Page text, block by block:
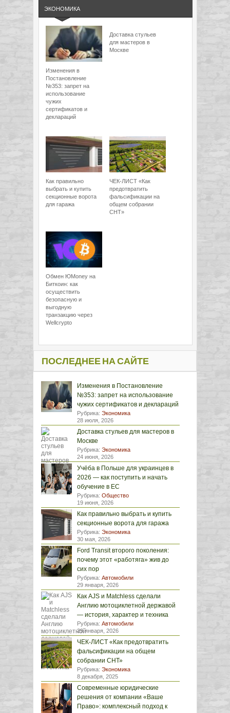
ЭКОНОМИКА
Изменения в
Постановление
№353: запрет на
использование
чужих
сертификатов и
деклараций
Доставка стульев
для мастеров в
Москве
Как правильно
выбрать и купить
секционные ворота
для гаража
ЧЕК-ЛИСТ «Как
предотвратить
фальсификации на
общем собрании
СНТ»
Обмен ЮMoney на
Биткоин: как
осуществить
безопасную и
выгодную
транзакцию через
Wellcrypto
ПОСЛЕДНЕЕ НА САЙТЕ
Изменения в Постановление
№353: запрет на использование
чужих сертификатов и деклараций
Рубрика: Экономика
28 июля, 2026
Доставка стульев для мастеров в
Москве
Рубрика: Экономика
24 июня, 2026
Учёба в Польше для украинцев в
2026 — как поступить и начать
обучение в ЕС
Рубрика: Общество
19 июня, 2026
Как правильно выбрать и купить
секционные ворота для гаража
Рубрика: Экономика
30 мая, 2026
Ford Transit второго поколения:
почему этот «работяга» жив до
сих пор
Рубрика: Автомобили
29 января, 2026
Как AJS и Matchless сделали
Англию мотоциклетной державой
— история, характер и техника
Рубрика: Автомобили
29 января, 2026
ЧЕК-ЛИСТ «Как предотвратить
фальсификации на общем
собрании СНТ»
Рубрика: Экономика
8 декабря, 2025
Современные юридические
решения от компании «Ваше
Право»: комплексный подход к